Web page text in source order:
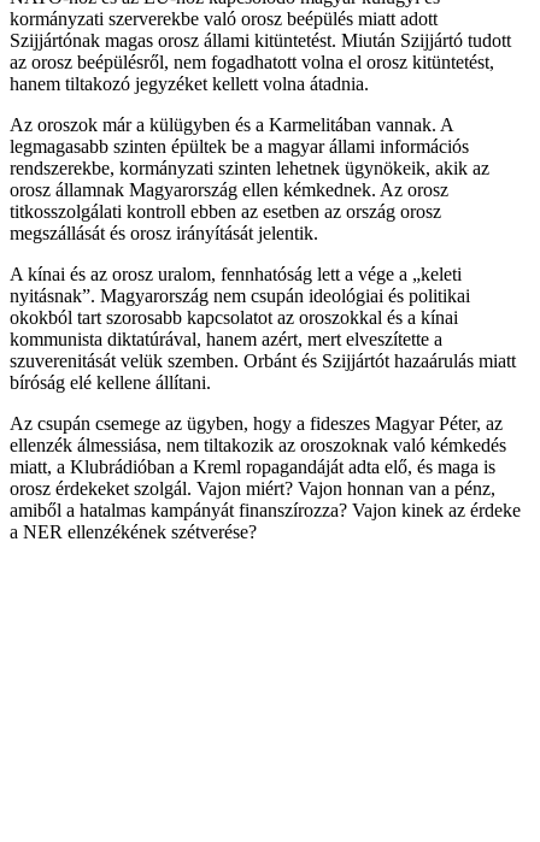
kormányzati szerverekbe való orosz beépülés miatt adott
Szijjártónak magas orosz állami kitüntetést. Miután Szijjártó tudott
az orosz beépülésről, nem fogadhatott volna el orosz kitüntetést,
hanem tiltakozó jegyzéket kellett volna átadnia.
Az oroszok már a külügyben és a Karmelitában vannak. A
legmagasabb szinten épültek be a magyar állami információs
rendszerekbe, kormányzati szinten lehetnek ügynökeik, akik az
orosz államnak Magyarország ellen kémkednek. Az orosz
titkosszolgálati kontroll ebben az esetben az ország orosz
megszállását és orosz irányítását jelentik.
A kínai és az orosz uralom, fennhatóság lett a vége a „keleti
nyitásnak”. Magyarország nem csupán ideológiai és politikai
okokból tart szorosabb kapcsolatot az oroszokkal és a kínai
kommunista diktatúrával, hanem azért, mert elveszítette a
szuverenitását velük szemben. Orbánt és Szijjártót hazaárulás miatt
bíróság elé kellene állítani.
Az csupán csemege az ügyben, hogy a fideszes Magyar Péter, az
ellenzék álmessiása, nem tiltakozik az oroszoknak való kémkedés
miatt, a Klubrádióban a Kreml ropagandáját adta elő, és maga is
orosz érdekeket szolgál. Vajon miért? Vajon honnan van a pénz,
amiből a hatalmas kampányát finanszírozza? Vajon kinek az érdeke
a NER ellenzékének szétverése?